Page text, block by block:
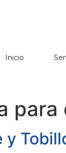
Inicio